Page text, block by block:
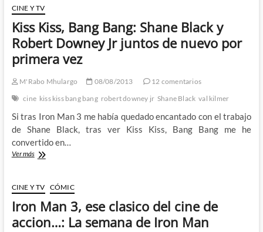
–
Shane
Black
el
lado
cómico
Ryan
y
Russel
Crowe
CINE Y TV
Kiss Kiss, Bang Bang: Shane Black y
Robert Downey Jr juntos de nuevo por
primera vez
M'Rabo Mhulargo 08/08/2013
12 comentarios
cine kiss kiss bang bang robert downey jr Shane Black val kilmer
Si tras Iron Man 3 me había quedado encantado con el trabajo
de Shane Black, tras ver Kiss Kiss, Bang Bang me he
convertido en…
Ver másKiss
Bang:
Shane
Black
y
Robert
CINE Y TV CÓMIC
Iron Man 3, ese clasico del cine de
accion…: La semana de Iron Man